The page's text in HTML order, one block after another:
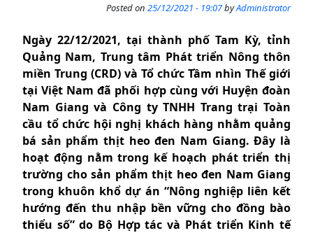
Posted on 25/12/2021 - 19:07byAdministrator
Ngày 22/12/2021, tại thành phố Tam Kỳ, tỉnh
Quảng Nam, Trung tâm Phát triển Nông thôn
miền Trung (CRD) và Tổ chức Tầm nhìn Thế giới
tại Việt Nam đã phối hợp cùng với Huyện đoàn
Nam Giang và Công ty TNHH Trang trại Toàn
cầu tổ chức hội nghị khách hàng nhằm quảng
bá sản phẩm thịt heo đen Nam Giang. Đây là
hoạt động nằm trong kế hoạch phát triển thị
trường cho sản phẩm thịt heo đen Nam Giang
trong khuôn khổ dự án “Nông nghiệp liên kết
hướng đến thu nhập bền vững cho đồng bào
thiểu số” do Bộ Hợp tác và Phát triển Kinh tế